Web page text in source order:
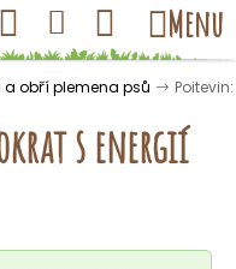
Hledat Přihlášení
Nákupní
košík
Menu
a obří plemena psů
s energií